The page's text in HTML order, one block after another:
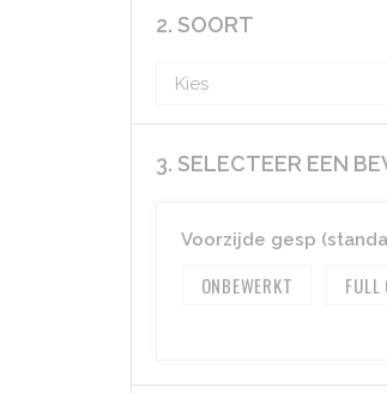
2. SOORT
3. SELECTEER EEN
Voorzijde gesp
ONBEWERKT FULL